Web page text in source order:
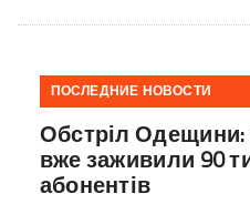
ПОСЛЕДНИЕ НОВОСТИ
Обстріл Одещини:
вже заживили 90
абонентів